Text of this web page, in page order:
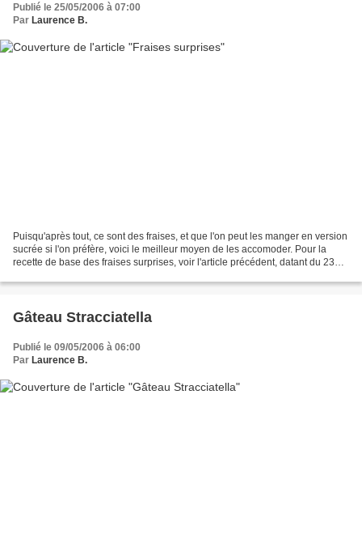
Publié le 25/05/2006 à 07:00
Par Laurence B.
Puisqu'après tout, ce sont des fraises, et que l'on peut les manger en version
sucrée si l'on préfère, voici le meilleur moyen de les accomoder. Pour la
recette de base des fraises surprises, voir l'article précédent, datant du 23
Gâteau Stracciatella
Publié le 09/05/2006 à 06:00
Par Laurence B.